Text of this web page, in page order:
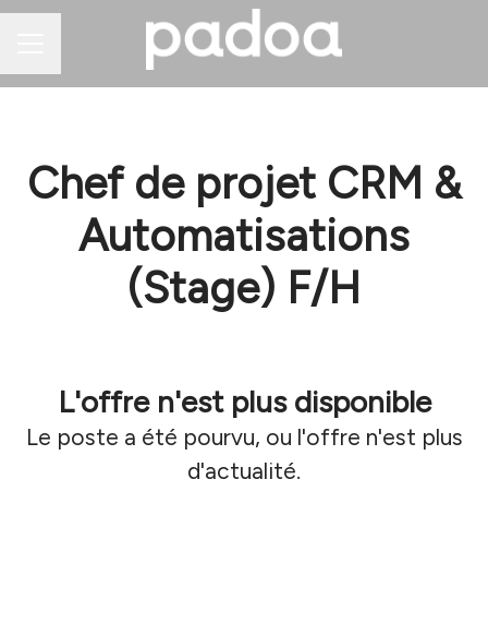
Chef de projet CRM &
Automatisations
(Stage) F/H
L'offre n'est plus disponible
Le poste a été pourvu, ou l'offre n'est plus
d'actualité.